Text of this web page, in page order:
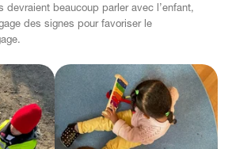
devraient beaucoup parler avec l’enfant,
des signes pour favoriser le